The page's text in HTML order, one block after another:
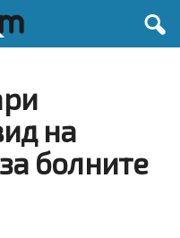
на
болните